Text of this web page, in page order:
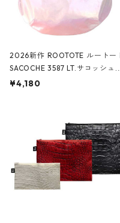
2026新作 ROOTOTE ルートー
SACOCHE 3587 LT.サコッシュ.
ミエ-B ショルダーバッグ グロス
¥4,180